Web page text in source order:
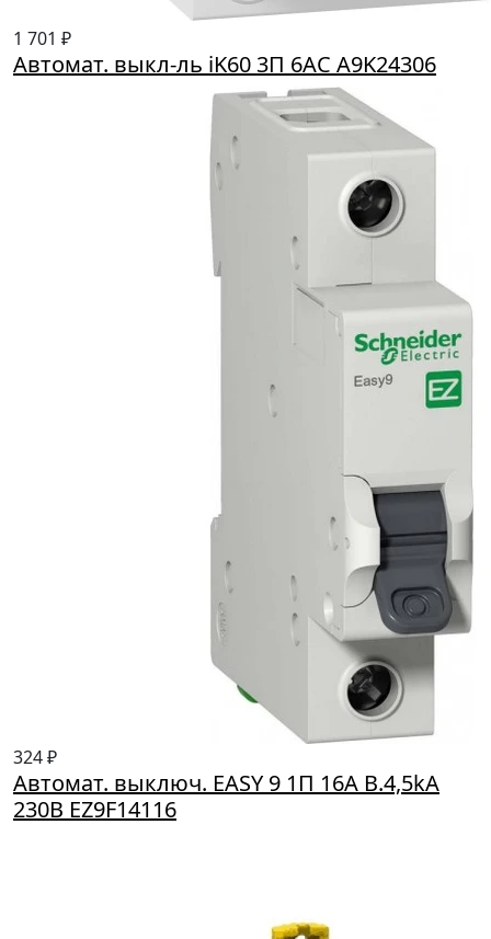
1 701 ₽
Автомат. выкл-ль iK60 3П 6AC A9K24306
324 ₽
Автомат. выключ. EASY 9 1П 16A B.4,5kA
230B EZ9F14116